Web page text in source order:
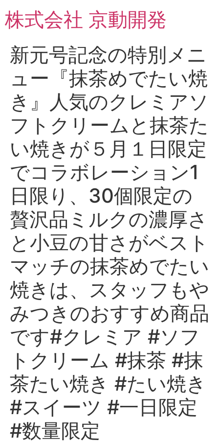
ン
テ株式会社 京動開発
新元号記念の特別メニ
ュー『抹茶めでたい焼
き』人気のクレミアソ
フトクリームと抹茶た
い焼きが５月１日限定
でコラボレーション1
日限り、30個限定の
贅沢品ミルクの濃厚さ
と小豆の甘さがベスト
マッチの抹茶めでたい
焼きは、スタッフもや
みつきのおすすめ商品
です#クレミア #ソフ
トクリーム #抹茶 #抹
茶たい焼き #たい焼き
#スイーツ #一日限定
#数量限定